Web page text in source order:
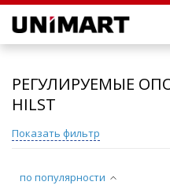
РЕГУЛИРУЕМЫЕ
HILST
по популярности
Показать фильтр